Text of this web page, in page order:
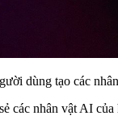
dùng tạo các
các nhân vật AI